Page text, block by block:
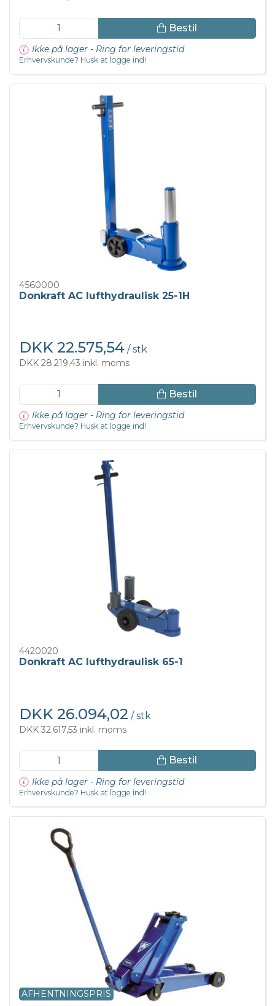
Bestil
Ikke på lager - Ring for leveringstid
Erhvervskunde? Husk at logge ind!
4560000
Donkraft AC lufthydraulisk 25-1H
DKK 22.575,54 / stk
DKK 28.219,43 inkl. moms
Bestil
Ikke på lager - Ring for leveringstid
Erhvervskunde? Husk at logge ind!
4420020
Donkraft AC lufthydraulisk 65-1
DKK 26.094,02 / stk
DKK 32.617,53 inkl. moms
Bestil
Ikke på lager - Ring for leveringstid
Erhvervskunde? Husk at logge ind!
AFHENTNINGSPRIS